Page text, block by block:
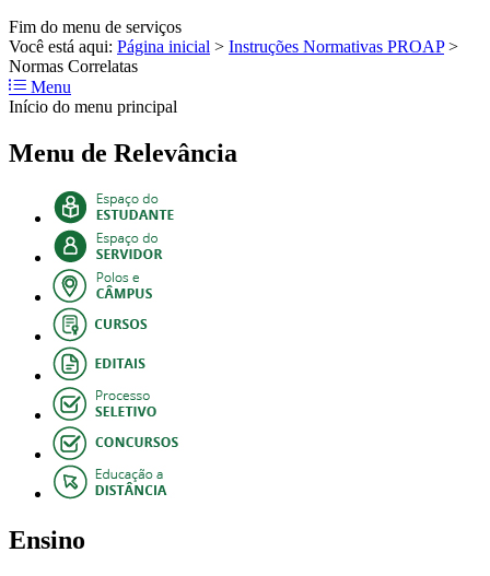
Fim do menu de serviços
Você está aqui: Página inicial > Instruções Normativas PROAP >
Normas Correlatas
Menu
Início do menu principal
Menu de Relevância
Ensino